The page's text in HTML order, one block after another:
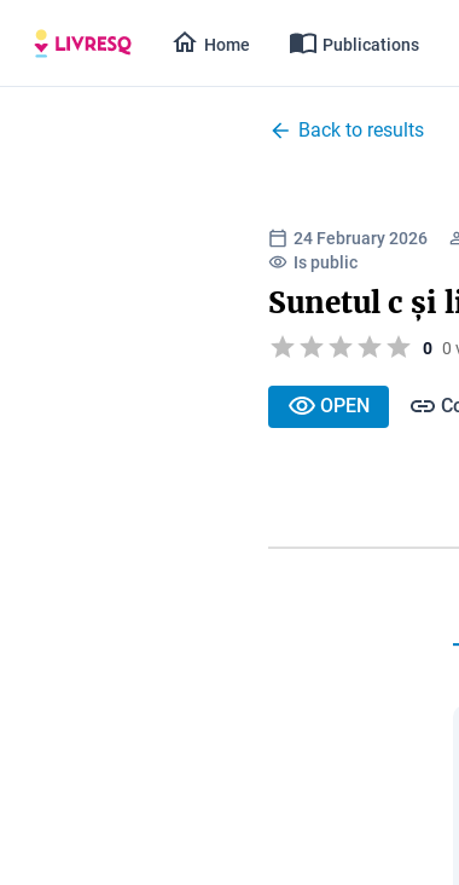
Home Publications
Back to results
24 February 2026
Is public
Sunetul c și
0 0
OPEN